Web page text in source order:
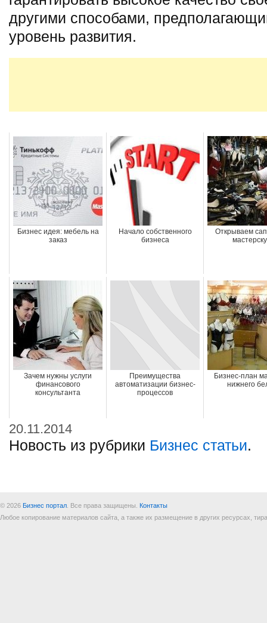
другими способами,
уровень развития.
Бизнес идея: мебель на
заказ
Начало собственного
бизнеса
Открываем
Зачем нужны услуги
финансового
консультанта
Преимущества
автоматизации бизнес-
процессов
Бизнес-план
нижнего
20.11.2014
Новость из рубрики Бизнес статьи.
© 2026 Бизнес портал . Все права защищены. Контакты
Любое копирование материалов сайта, а также их размещение в других ресурсах,